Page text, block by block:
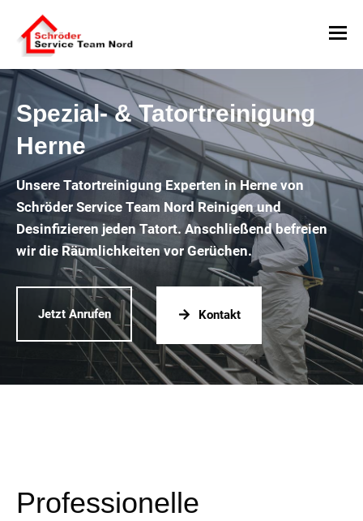
Spezial- & Tatortreinigung
Herne
Unsere Tatortreinigung Experten in Herne von
Schröder Service Team Nord Reinigen und
Desinfizieren jeden Tatort. Anschließend befreien
wir die Räumlichkeiten vor Gerüchen.
Jetzt Anrufen Kontakt
Professionelle